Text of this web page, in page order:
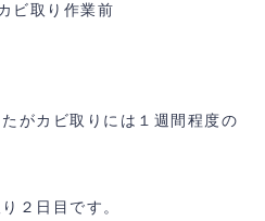
ビ取り作業前
がカビ取りには１週間程度の
２日目です。